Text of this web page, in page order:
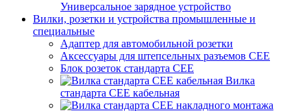
Универсальное зарядное устройство
Вилки, розетки и устройства промышленные и
специальные
Адаптер для автомобильной розетки
Аксессуары для штепсельных разъемов CEE
Блок розеток стандарта CEE
Вилка
стандарта CEE кабельная